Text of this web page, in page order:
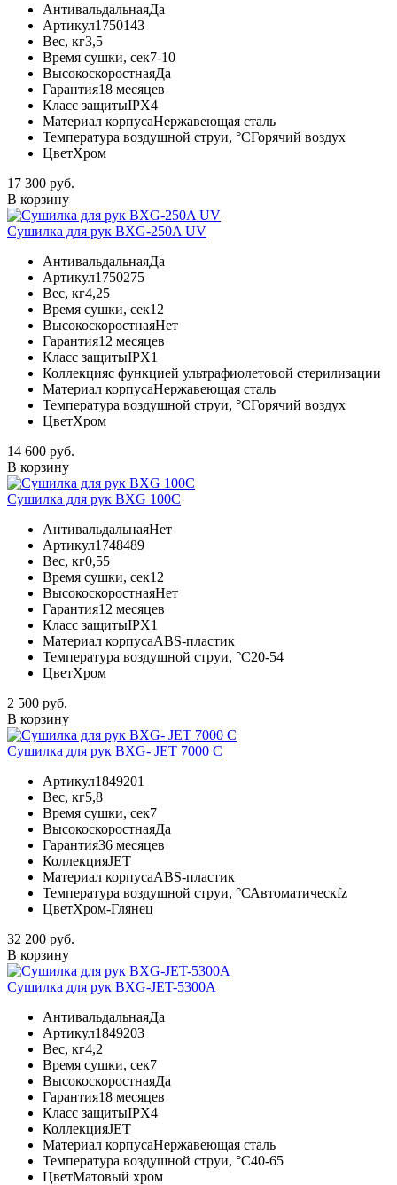
АнтивальдальнаяДа
Артикул1750143
Вес, кг3,5
Время сушки, сек7-10
ВысокоскоростнаяДа
Гарантия18 месяцев
Класс защитыIPX4
Материал корпусаНержавеющая сталь
Температура воздушной струи, °СГорячий воздух
ЦветХром
17 300 руб.
В корзину
Сушилка для рук BXG-250A UV
АнтивальдальнаяДа
Артикул1750275
Вес, кг4,25
Время сушки, сек12
ВысокоскоростнаяНет
Гарантия12 месяцев
Класс защитыIPX1
Коллекцияс функцией ультрафиолетовой стерилизации
Материал корпусаНержавеющая сталь
Температура воздушной струи, °СГорячий воздух
ЦветХром
14 600 руб.
В корзину
Сушилка для рук BXG 100C
АнтивальдальнаяНет
Артикул1748489
Вес, кг0,55
Время сушки, сек12
ВысокоскоростнаяНет
Гарантия12 месяцев
Класс защитыIPX1
Материал корпусаABS-пластик
Температура воздушной струи, °С20-54
ЦветХром
2 500 руб.
В корзину
Cушилка для рук BXG- JET 7000 C
Артикул1849201
Вес, кг5,8
Время сушки, сек7
ВысокоскоростнаяДа
Гарантия36 месяцев
КоллекцияJET
Материал корпусаABS-пластик
Температура воздушной струи, °САвтоматическfz
ЦветХром-Глянец
32 200 руб.
В корзину
Сушилка для рук BXG-JET-5300A
АнтивальдальнаяДа
Артикул1849203
Вес, кг4,2
Время сушки, сек7
ВысокоскоростнаяДа
Гарантия18 месяцев
Класс защитыIPX4
КоллекцияJET
Материал корпусаНержавеющая сталь
Температура воздушной струи, °С40-65
ЦветМатовый хром